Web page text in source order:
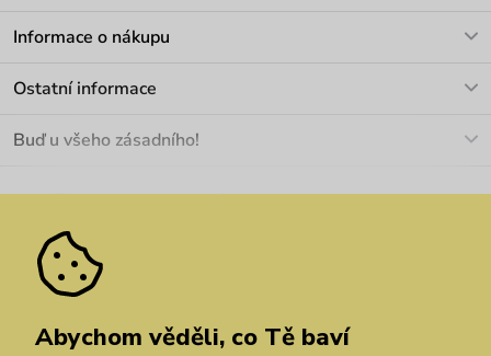
Informace o nákupu
Materiály a údržba
Pozáruční opravy
Ostatní informace
Velkoobchod
We Care
Dárkové poukazy
Vuchlook
Prodejny
Praha Brno Chrudim
Buď u všeho zásadního!
Zásady ochrany osobních údajů
Abychom věděli, co Tě baví